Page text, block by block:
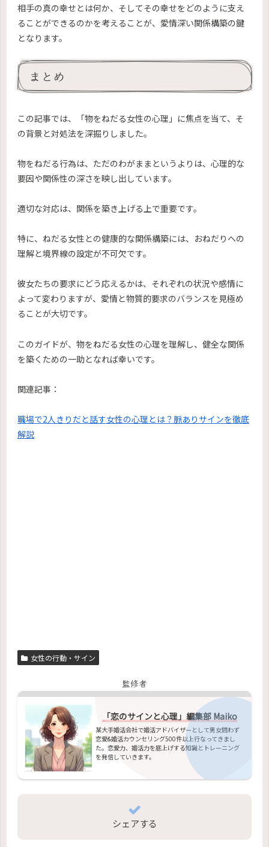
相手の真の幸せとは何か、そしてその幸せをどのように支え
ることができるのかを考えることが、愛情深い関係構築の鍵
となります。
まとめ
この記事では、「物をねだる女性の心理」に焦点を当て、そ
の背景と対処法を深掘りしました。
物をねだる行為は、ただのわがままというよりは、心理的な
要因や関係性の深さを映し出しています。
適切な対応は、関係を築き上げる上で重要です。
特に、ねだる女性との健康的な関係構築には、おねだりへの
理解と境界線の設定が不可欠です。
彼女たちの要求にどう応えるかは、それぞれの状況や感情に
よって変わりますが、愛情と物質的要求のバランスを見極め
ることが大切です。
このガイドが、物をねだる女性の心理を理解し、健全な関係
を築くための一助となれば幸いです。
関連記事：
職場で2人きりだと話す女性の心理とは？脈ありサインを徹底
解説
女性の行動・サイン
監修者
「恋のサインと心理」編集部 Maiko
某大手婚活会社で婚活アドバイザーとして男女問わず
恋愛&婚活カウンセリング500件以上行なってきまし
た。恋愛力、婚活力を底上げする知識とトレーニング
を発信していきます。
シェアする